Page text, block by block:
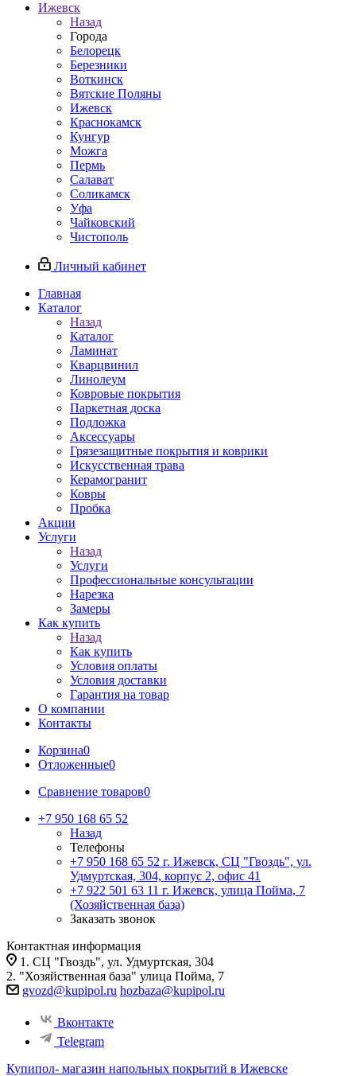
Ижевск
Назад
Города
Белорецк
Березники
Воткинск
Вятские Поляны
Ижевск
Краснокамск
Кунгур
Можга
Пермь
Салават
Соликамск
Уфа
Чайковский
Чистополь
Личный кабинет
Главная
Каталог
Назад
Каталог
Ламинат
Кварцвинил
Линолеум
Ковровые покрытия
Паркетная доска
Подложка
Аксессуары
Грязезащитные покрытия и коврики
Искусственная трава
Керамогранит
Ковры
Пробка
Акции
Услуги
Назад
Услуги
Профессиональные консультации
Нарезка
Замеры
Как купить
Назад
Как купить
Условия оплаты
Условия доставки
Гарантия на товар
О компании
Контакты
Корзина0
Отложенные0
Сравнение товаров0
+7 950 168 65 52
Назад
Телефоны
+7 950 168 65 52 г. Ижевск, СЦ "Гвоздь", ул.
Удмуртская, 304, корпус 2, офис 41
+7 922 501 63 11 г. Ижевск, улица Пойма, 7
(Хозяйственная база)
Заказать звонок
Контактная информация
1. СЦ "Гвоздь", ул. Удмуртская, 304
2. "Хозяйственная база" улица Пойма, 7
gvozd@kupipol.ru hozbaza@kupipol.ru
Вконтакте
Telegram
Купипол- магазин напольных покрытий в Ижевске